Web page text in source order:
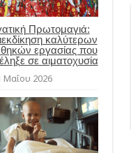
Πρωτομαγιά:
καλύτερων
εργασίας που
σε αιματοχυσία
Μαΐου 2026